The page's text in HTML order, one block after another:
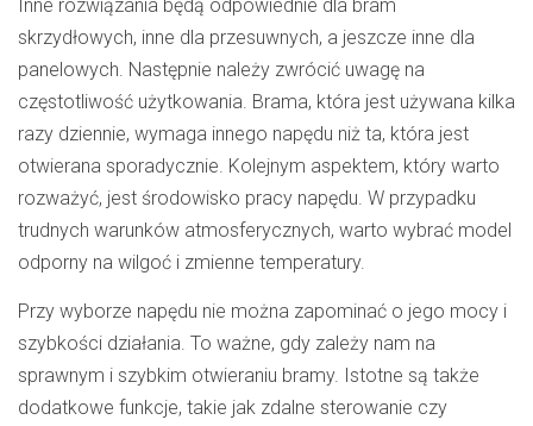
Inne rozwiązania będą odpowiednie dla bram
skrzydłowych, inne dla przesuwnych, a jeszcze inne dla
panelowych. Następnie należy zwrócić uwagę na
częstotliwość użytkowania. Brama, która jest używana kilka
razy dziennie, wymaga innego napędu niż ta, która jest
otwierana sporadycznie. Kolejnym aspektem, który warto
rozważyć, jest środowisko pracy napędu. W przypadku
trudnych warunków atmosferycznych, warto wybrać model
odporny na wilgoć i zmienne temperatury.
Przy wyborze napędu nie można zapominać o jego mocy i
szybkości działania. To ważne, gdy zależy nam na
sprawnym i szybkim otwieraniu bramy. Istotne są także
dodatkowe funkcje, takie jak zdalne sterowanie czy